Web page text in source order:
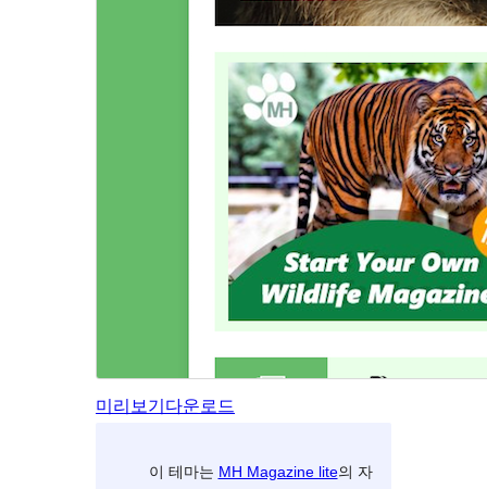
미리보기 다운로드
이 테마는 MH Magazine lite의 자